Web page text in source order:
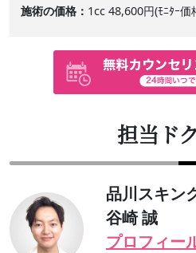
施術の価格
1cc 48,600円(ﾓﾆﾀｰ
担当ド
品川スキン
谷崎 誠
プロフィー